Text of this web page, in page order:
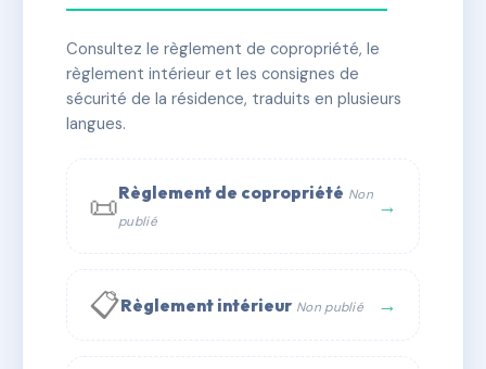
✓ Immatriculée 🏠 19 lots 🏗 2 bâtiment(s)
📞 Contacter Syndic Digital
Consultez le règlement de copropriété, le
règlement intérieur et les consignes de
sécurité de la résidence, traduits en plusieurs
langues.
📜Règlement de copropriété Non
publié
→
📋Règlement intérieur Non publié →